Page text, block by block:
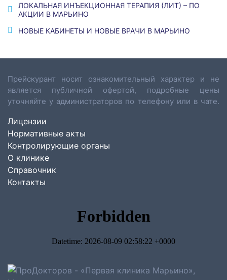
ЛОКАЛЬНАЯ ИНЪЕКЦИОННАЯ ТЕРАПИЯ (ЛИТ) – ПО
АКЦИИ В МАРЬИНО
НОВЫЕ КАБИНЕТЫ И НОВЫЕ ВРАЧИ В МАРЬИНО
Прейскурант носит ознакомительный характер и не
является публичной офертой, подробные цены
уточняйте у администраторов по телефону или в чате.
Лицензии
Нормативные акты
Контролирующие органы
О клинике
Справочник
Контакты